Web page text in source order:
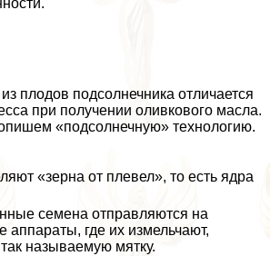
плодов подсолнечника отличается
при получении оливкового масла.
«подсолнечную» технологию.
«зерна от плевел», то есть ядра
семена отправляются на
аппараты, где их измельчают,
называемую мятку.